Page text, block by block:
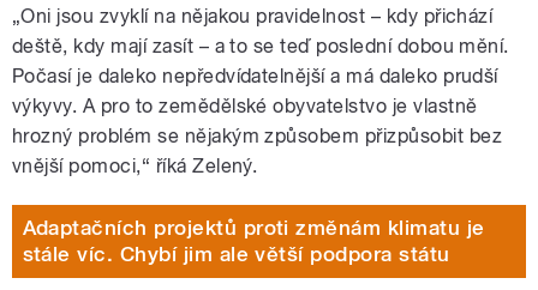
„Oni jsou zvyklí na nějakou pravidelnost – kdy přichází
deště, kdy mají zasít – a to se teď poslední dobou mění.
Počasí je daleko nepředvídatelnější a má daleko prudší
výkyvy. A pro to zemědělské obyvatelstvo je vlastně
hrozný problém se nějakým způsobem přizpůsobit bez
vnější pomoci,“ říká Zelený.
Adaptačních projektů proti změnám klimatu je
stále víc. Chybí jim ale větší podpora státu